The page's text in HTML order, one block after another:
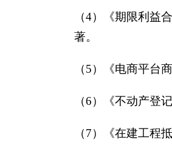
（4）《期限利益
著。
（5）《电商平台
（6）《不动产登
（7）《在建工程